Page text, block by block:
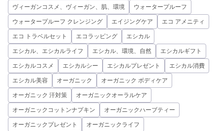
ヴィーガンコスメ、ヴィーガン、肌、環境 ウォータープルーフ
ウォータープルーフ クレンジング エイジングケア エコ アメニティ
エコ トラベルセット エコラッピング エシカル
エシカル、エシカルライフ エシカル、環境、自然 エシカルギフト
エシカルコスメ エシカルシー エシカルプレゼント エシカル消費
エシカル美容 オーガニック オーガニック ボディケア
オーガニック 汗対策 オーガニックオーラルケア
オーガニックコットンナプキン オーガニックハーブティー
オーガニックプレゼント オーガニックライフ